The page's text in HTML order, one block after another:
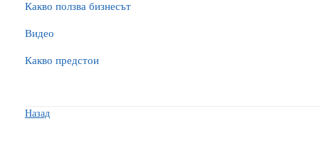
Какво ползва бизнесът
Видео
Какво предстои
Назад